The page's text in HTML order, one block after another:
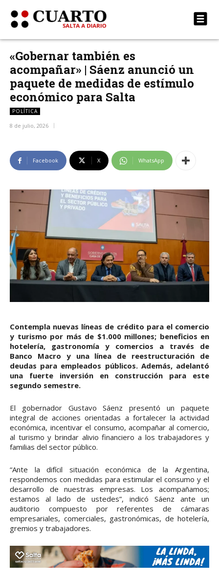
«Gobernar también es
acompañar» | Sáenz anunció un
paquete de medidas de estímulo
económico para Salta
POLÍTICA
8 de julio, 2026
Facebook X WhatsApp
Contempla nuevas líneas de crédito para el comercio
y turismo por más de $1.000 millones; beneficios en
hotelería, gastronomía y comercios a través de
Banco Macro y una línea de reestructuración de
deudas para empleados públicos. Además, adelantó
una fuerte inversión en construcción para este
segundo semestre.
El gobernador Gustavo Sáenz presentó un paquete
integral de acciones orientadas a fortalecer la actividad
económica, incentivar el consumo, acompañar al comercio,
al turismo y brindar alivio financiero a los trabajadores y
familias del sector público.
“Ante la difícil situación económica de la Argentina,
respondemos con medidas para estimular el consumo y el
desarrollo de nuestras empresas. Los acompañamos;
estamos al lado de ustedes”, indicó Sáenz ante un
auditorio compuesto por referentes de cámaras
empresariales, comerciales, gastronómicas, de hotelería,
gremios y trabajadores.